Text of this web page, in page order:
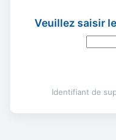
Veuillez saisir
Identifiant de